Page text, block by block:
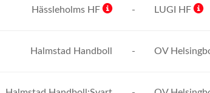
Hässleholms HF - LUGI HF
Halmstad Handboll - OV